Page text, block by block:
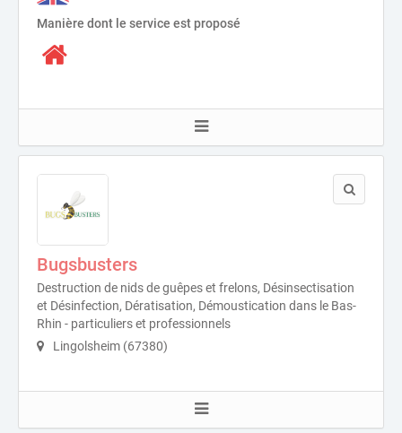
Manière dont le service est proposé
Bugsbusters
Destruction de nids de guêpes et frelons, Désinsectisation
et Désinfection, Dératisation, Démoustication dans le Bas-
Rhin - particuliers et professionnels
Lingolsheim (67380)